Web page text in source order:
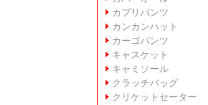
カプリパンツ
カンカンハット
カーゴパンツ
キャスケット
キャミソール
クラッチバッグ
クリケットセーター